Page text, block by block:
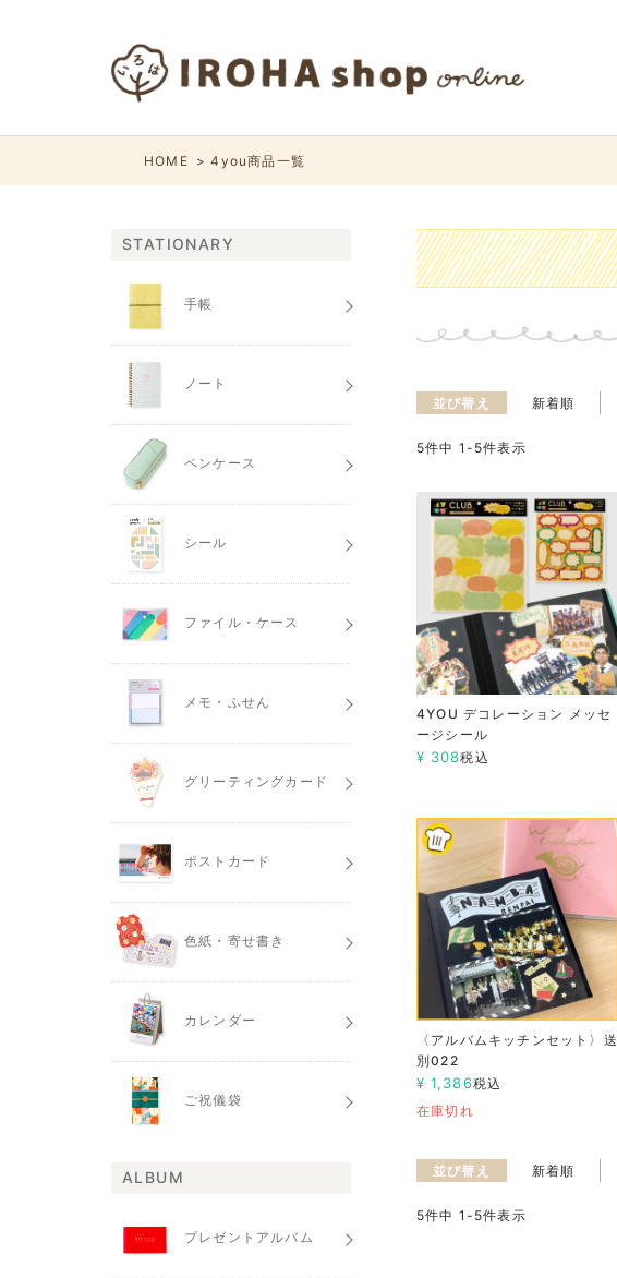
HOME 4you商品一覧
並び替え 新着順
5件中 1 - 5件表示
4YOU デコレーション メッセ
ージシール
¥ 308税込
〈アルバムキッチンセット〉送
別022
¥ 1,386税込
在庫切れ
並び替え 新着順
5件中 1 - 5件表示
STATIONARY
手帳
ノート
ペンケース
シール
ファイル・ケース
メモ・ふせん
グリーティングカード
ポストカード
色紙・寄せ書き
カレンダー
ご祝儀袋
ALBUM
プレゼントアルバム